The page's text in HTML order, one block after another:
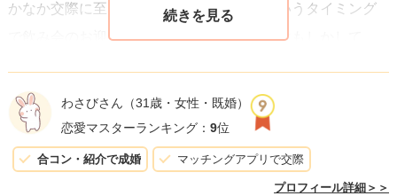
かなか交際に至らず、もう諦めようかなというタイミング
で飲み会のお迎えを頼まれたのでは？男性はもしかして、
せん。あなたの方は男性に気持ちがあるのかわかりません
が、もしあるのならちゃんと連絡をして、また会えるよう
に頑張ってみましょう。本当に友達として好きだとして
も、あなたから連絡をして、様子を伺ってみましょう。
わさびさん （31歳・女性・既婚）
恋愛マスターランキング： 9位
合コン・紹介で成婚 マッチングアプリで交際
プロフィール詳細＞＞